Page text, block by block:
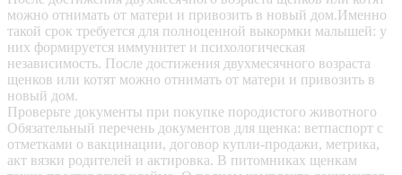
можно отнимать от матери и привозить в новый дом.Именно
такой срок требуется для полноценной выкормки малышей: у
них формируется иммунитет и психологическая
независимость. После достижения двухмесячного возраста
щенков или котят можно отнимать от матери и привозить в
новый дом.
Проверьте документы при покупке породистого животного
Обязательный перечень документов для щенка: ветпаспорт с
отметками о вакцинации, договор купли-продажи, метрика,
акт вязки родителей и актировка. В питомниках щенкам